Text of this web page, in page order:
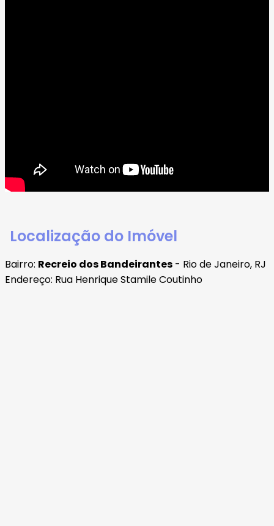
Localização do Imóvel
Bairro: Recreio dos Bandeirantes - Rio de Janeiro, RJ
Endereço: Rua Henrique Stamile Coutinho